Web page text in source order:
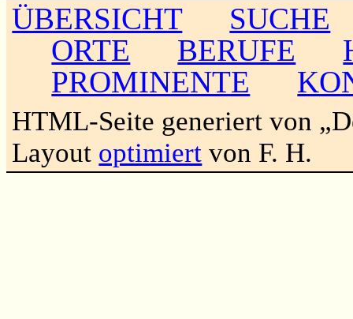
ÜBERSICHT
SUCHE
ORTE
BERUFE
PROMINENTE
HTML-Seite generiert von
Layout optimiert von F. H.